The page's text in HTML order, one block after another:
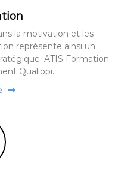
la motivation et les
représente ainsi un
ATIS Formation
Qualiopi.